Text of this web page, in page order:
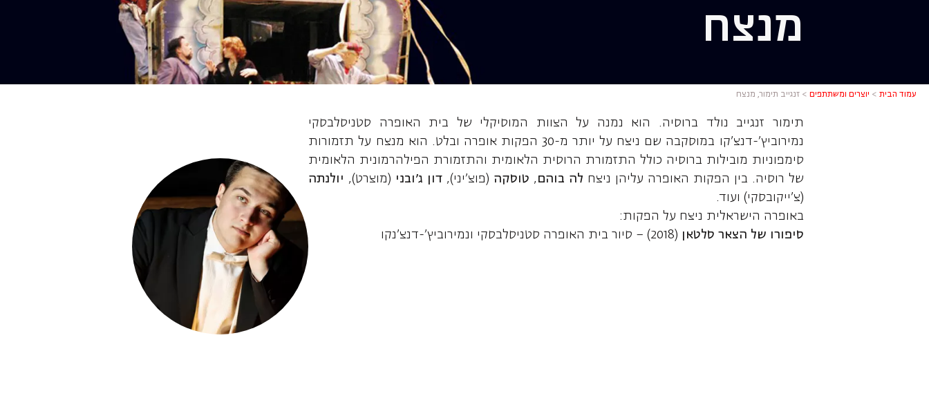
זנגייב תימור, מנצח
מנצח
עמוד הבית > יוצרים ומשתתפים >זנגייב תימור, מנצח
תימור זנגייב נולד ברוסיה. הוא נמנה על הצוות המוסיקלי של בית האופרה סטניסלבסקי
נמירוביץ'-דנצ'קו במוסקבה שם ניצח על יותר מ-30 הפקות אופרה ובלט. הוא מנצח על תזמורות
סימפוניות מובילות ברוסיה כולל התזמורת הרוסית הלאומית והתזמורת הפילהרמונית הלאומית
של רוסיה. בין הפקות האופרה עליהן ניצח לה בוהם , טוסקה (פוצ'יני), דון ג'ובני (מוצרט), יולנתה
(צ'ייקובסקי) ועוד.
באופרה הישראלית ניצח על הפקות:
סיפורו של הצאר סלטאן (2018) – סיור בית האופרה סטניסלבסקי ונמירוביץ'-דנצ'נקו